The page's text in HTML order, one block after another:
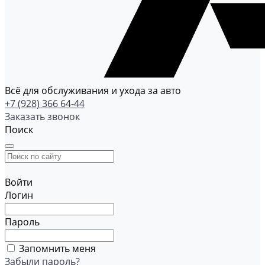
Всё для обслуживания и ухода за авто
+7 (928) 366 64-44
Заказать звонок
Поиск
Войти
Логин
Пароль
Запомнить меня
Забыли пароль?